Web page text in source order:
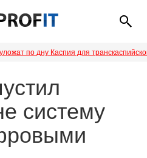
по дну Каспия для
систему